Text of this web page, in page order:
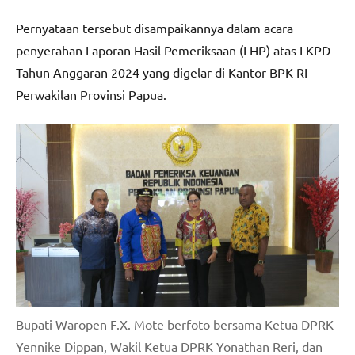
Pernyataan tersebut disampaikannya dalam acara
penyerahan Laporan Hasil Pemeriksaan (LHP) atas LKPD
Tahun Anggaran 2024 yang digelar di Kantor BPK RI
Perwakilan Provinsi Papua.
Bupati Waropen F.X. Mote berfoto bersama Ketua DPRK
Yennike Dippan, Wakil Ketua DPRK Yonathan Reri, dan